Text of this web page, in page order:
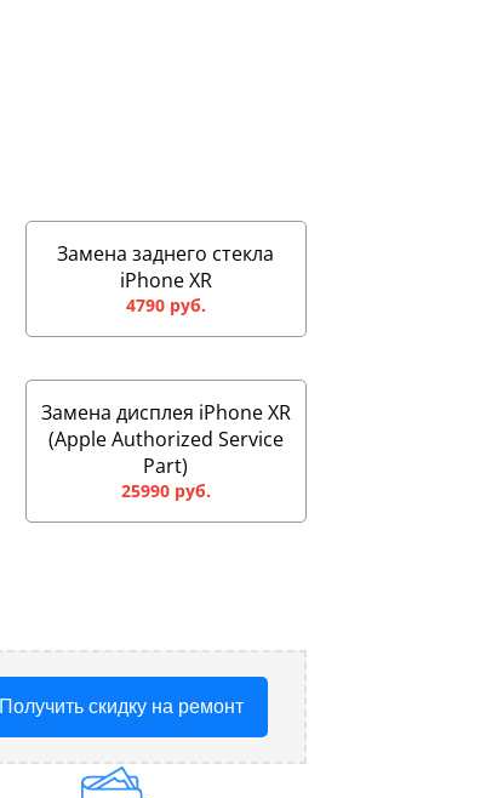
Замена заднего стекла
iPhone XR
4790 руб.
Замена дисплея iPhone XR
(Apple Authorized Service
Part)
25990 руб.
Получить скидку на ремонт